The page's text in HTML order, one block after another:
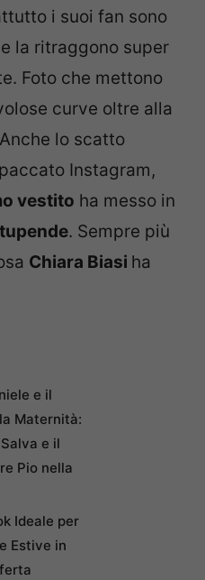
i suoi fan sono
la ritraggono super
Foto che mettono
curve oltre alla
lo scatto
Instagram,
vestito ha messo in
. Sempre più
Chiara Biasi ha
e il
Maternità:
e il
Pio nella
Ideale per
Estive in